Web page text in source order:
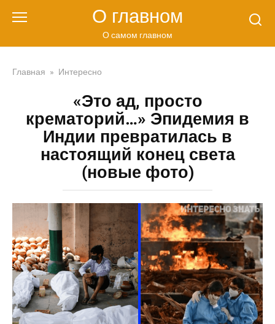
О главном
О самом главном
Главная » Интересно
«Это ад, просто
крематорий…» Эпидемия в
Индии превратилась в
настоящий конец света
(новые фото)